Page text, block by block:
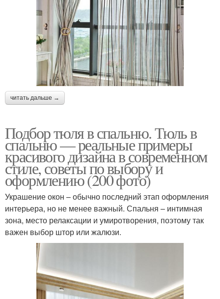
читать дальше →
Подбор тюля в спальню. Тюль в
спальню — реальные примеры
красивого дизайна в современном
стиле, советы по выбору и
оформлению (200 фото)
Украшение окон – обычно последний этап оформления
интерьера, но не менее важный. Спальня – интимная
зона, место релаксации и умиротворения, поэтому так
важен выбор штор или жалюзи.